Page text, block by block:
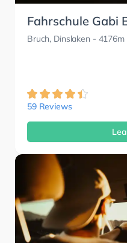
Fahrschule Gabi
Bruch, Dinslaken - 4176m
59 Reviews